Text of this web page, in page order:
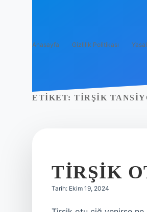
Anasayfa Gizlilik Politikası
ETIKET: TIRŞIK
TIRŞIK
Tarih: Ekim 19, 2024